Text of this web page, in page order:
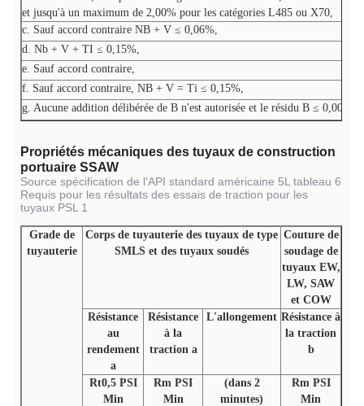
et jusqu'à un maximum de 2,00% pour les catégories L485 ou X70,
c. Sauf accord contraire NB + V ≤ 0,06%,
d. Nb + V + TI ≤ 0,15%,
e. Sauf accord contraire,
f. Sauf accord contraire, NB + V = Ti ≤ 0,15%,
g. Aucune addition délibérée de B n'est autorisée et le résidu B ≤ 0,001%
Propriétés mécaniques des tuyaux de construction
portuaire SSAW
Source spécification de l'API standard américaine 5L tableau 6
Requis pour les résultats des essais de traction pour les
tuyaux PSL 1
Grade de
tuyauterie
Corps de tuyauterie des tuyaux de type
SMLS et des tuyaux soudés
Couture de
soudage de
tuyaux EW,
LW, SAW
et COW
Résistance
au
rendement
a
Résistance
à la
traction a
L'allongement Résistance à
la traction
b
Rt0,5 PSI
Min
Rm PSI
Min
(dans 2
minutes)
Rm PSI
Min